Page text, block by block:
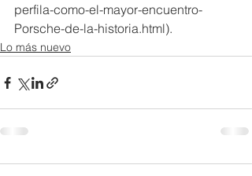
perfila-como-el-mayor-encuentro-
Porsche-de-la-historia.html).
Lo más nuevo